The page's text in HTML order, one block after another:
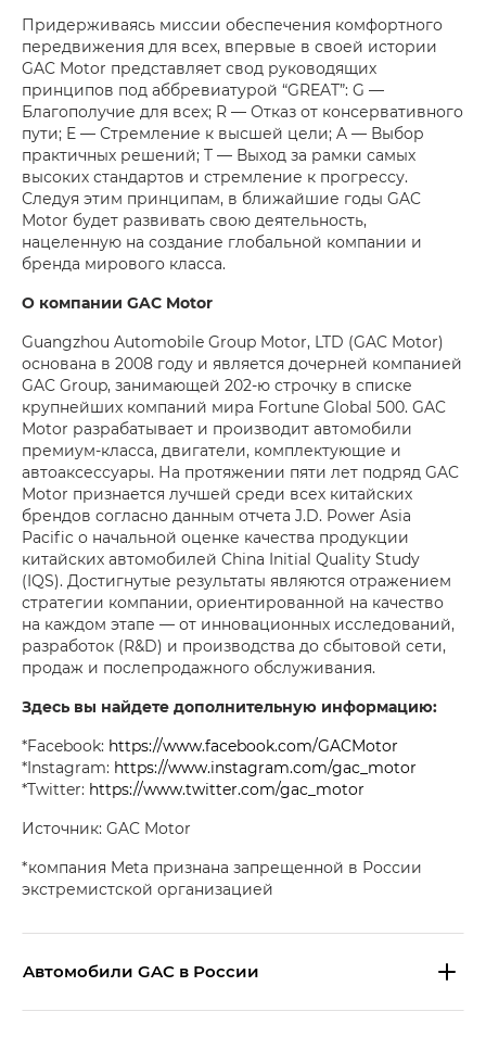
Придерживаясь миссии обеспечения комфортного
передвижения для всех, впервые в своей истории
GAC Motor представляет свод руководящих
принципов под аббревиатурой “GREAT”: G —
Благополучие для всех; R — Отказ от консервативного
пути; E — Стремление к высшей цели; A — Выбор
практичных решений; T — Выход за рамки самых
высоких стандартов и стремление к прогрессу.
Следуя этим принципам, в ближайшие годы GAC
Motor будет развивать свою деятельность,
нацеленную на создание глобальной компании и
бренда мирового класса.
О компании GAC Motor
Guangzhou Automobile Group Motor, LTD (GAC Motor)
основана в 2008 году и является дочерней компанией
GAC Group, занимающей 202-ю строчку в списке
крупнейших компаний мира Fortune Global 500. GAC
Motor разрабатывает и производит автомобили
премиум-класса, двигатели, комплектующие и
автоаксессуары. На протяжении пяти лет подряд GAC
Motor признается лучшей среди всех китайских
брендов согласно данным отчета J.D. Power Asia
Pacific о начальной оценке качества продукции
китайских автомобилей China Initial Quality Study
(IQS). Достигнутые результаты являются отражением
стратегии компании, ориентированной на качество
на каждом этапе — от инновационных исследований,
разработок (R&D) и производства до сбытовой сети,
продаж и послепродажного обслуживания.
Здесь вы найдете дополнительную информацию:
*Facebook: https://www.facebook.com/GACMotor
*Instagram: https://www.instagram.com/gac_motor
*Twitter: https://www.twitter.com/gac_motor
Источник: GAC Motor
*компания Meta признана запрещенной в России
экстремистской организацией
Aвтомобили GAC в России